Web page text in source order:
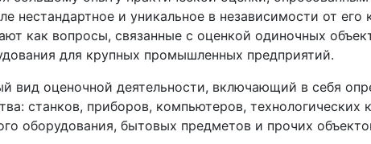
нестандартное и уникальное в независимости от
как вопросы, связанные с оценкой одиночных
для крупных промышленных предприятий.
вид оценочной деятельности, включающий в себя
станков, приборов, компьютеров, технологических
оборудования, бытовых предметов и прочих